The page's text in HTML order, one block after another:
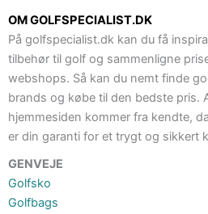
OM GOLFSPECIALIST.DK
På golfspecialist.dk kan du få
tilbehør til golf og sammenligne
webshops. Så kan du nemt finde
brands og købe til den bedste pris.
hjemmesiden kommer fra kendte,
er din garanti for et trygt og sikkert
GENVEJE
Golfsko
Golfbags